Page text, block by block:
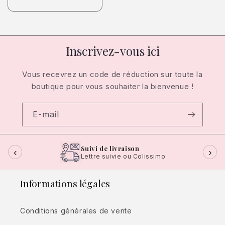
Inscrivez-vous ici
Vous recevrez un code de réduction sur toute la
boutique pour vous souhaiter la bienvenue !
E-mail
‹ Suivi de livraison
Lettre suivie ou Colissimo ›
Informations légales
Conditions générales de vente